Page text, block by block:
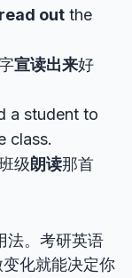
read out the
宣读出来好
a student to
class.
级朗读那首
法。考研英语
化就能决定你